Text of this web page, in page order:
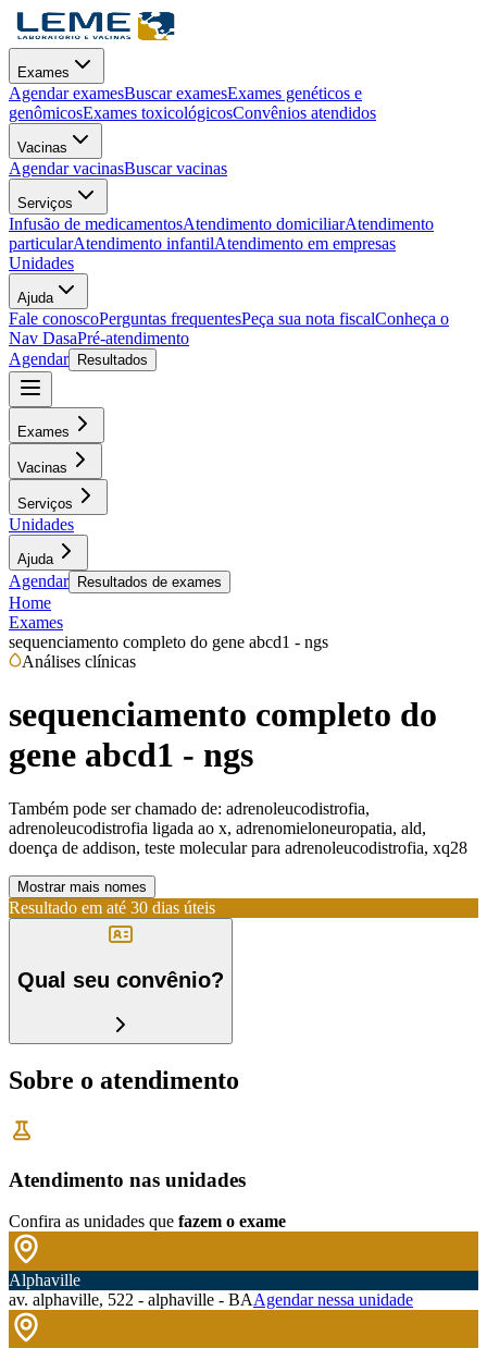
Exames
Agendar examesBuscar examesExames genéticos e
genômicosExames toxicológicosConvênios atendidos
Vacinas
Agendar vacinasBuscar vacinas
Serviços
Infusão de medicamentosAtendimento domiciliarAtendimento
particularAtendimento infantilAtendimento em empresas
Unidades
Ajuda
Fale conoscoPerguntas frequentesPeça sua nota fiscalConheça o
Nav DasaPré-atendimento
Agendar
Resultados
Exames
Vacinas
Serviços
Unidades
Ajuda
Agendar Resultados de exames
Home
Exames
sequenciamento completo do gene abcd1 - ngs
Análises clínicas
sequenciamento completo do
gene abcd1 - ngs
Também pode ser chamado de: adrenoleucodistrofia,
adrenoleucodistrofia ligada ao x, adrenomieloneuropatia, ald,
doença de addison, teste molecular para adrenoleucodistrofia, xq28
Mostrar mais nomes
Resultado em até 30 dias úteis
Qual seu convênio?
Sobre o atendimento
Atendimento nas unidades
Confira as unidades que fazem o exame
Alphaville
av. alphaville, 522 - alphaville - BAAgendar nessa unidade